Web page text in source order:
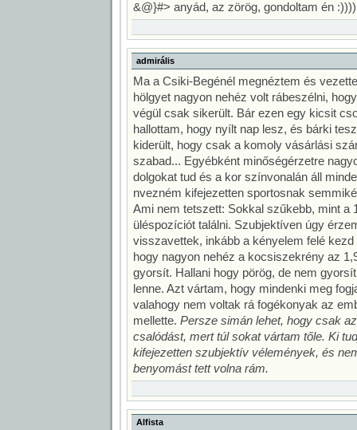
&@}#> anyád, az zörög, gondoltam én :))))
admirális
Ma a Csiki-Begénél megnéztem és
hölgyet nagyon nehéz volt rábeszélni,
végül csak sikerült. Bár ezen egy kicsit
hallottam, hogy nyílt nap lesz, és bárki
kiderült, hogy csak a komoly vásárlási
szabad... Egyébként minőségérzetre
dolgokat tud és a kor színvonalán áll
nvezném kifejezetten sportosnak
Ami nem tetszett: Sokkal szűkebb, mint a
üléspozíciót találni. Szubjektíven úgy
visszavettek, inkább a kényelem felé
hogy nagyon nehéz a kocsiszekrény az
gyorsít. Hallani hogy pörög, de nem
lenne. Azt vártam, hogy mindenki meg
valahogy nem voltak rá fogékonyak az
mellette. Persze simán lehet, hogy csak
csalódást, mert túl sokat vártam tőle. Ki
kifejezetten szubjektív vélemények, és
benyomást tett volna rám.
Alfista